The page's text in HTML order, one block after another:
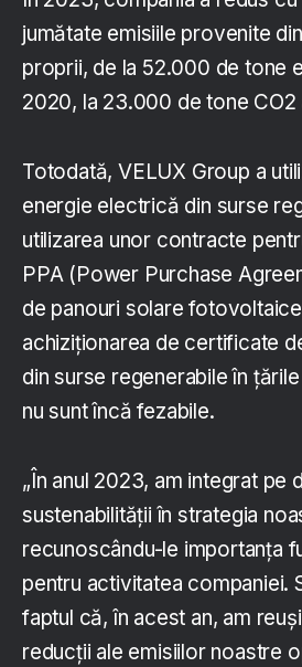
jumătate emisiile provenite
proprii, de la 52.000 de tone
2020, la 23.000 de tone CO2
Totodată, VELUX Group a
energie electrică din surse
utilizarea unor contracte
PPA (Power Purchase
de panouri solare
achiziționarea de certificate
din surse regenerabile în
nu sunt încă fezabile.
„În anul 2023, am integrat pe
sustenabilității în strategia
recunoscându-le importanța
pentru activitatea companiei.
faptul că, în acest an, am
reducții ale emisiilor noastre